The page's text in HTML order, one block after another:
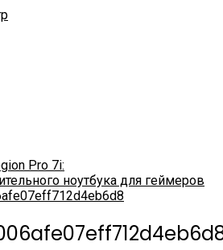
Pro 7i:
ноутбука для геймеров